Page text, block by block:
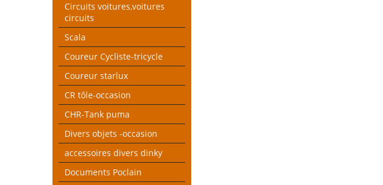
Circuits voitures,voitures
circuits
Scala
Coureur Cycliste-tricycle
Coureur starlux
CR tôle-occasion
CHR-Tank puma
Divers objets -occasion
accessoires divers dinky
Documents Poclain